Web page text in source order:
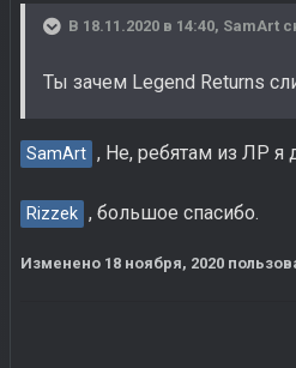
В 18.11.2020 в 14:40, SamArt
Ты зачем Legend Returns
SamArt , Не, ребятам из ЛР я
Rizzek , большое спасибо.
Изменено 18 ноября, 2020